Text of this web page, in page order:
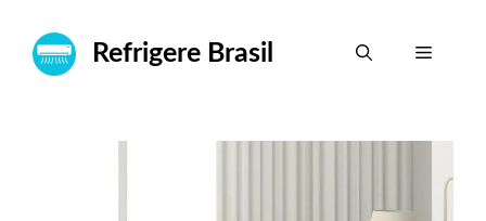
Refrigere Brasil Menu